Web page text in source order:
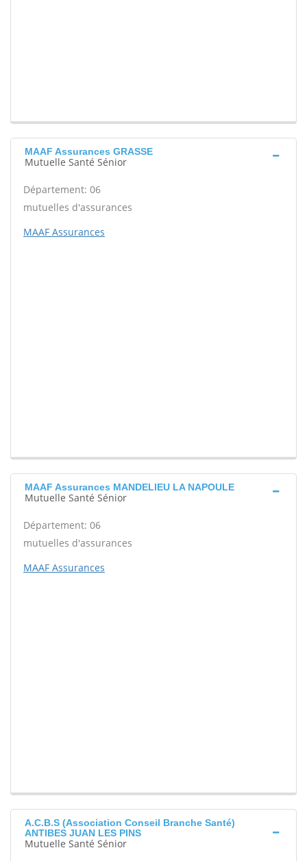
MAAF Assurances GRASSE
Mutuelle Santé Sénior
Département: 06
mutuelles d'assurances
MAAF Assurances
MAAF Assurances MANDELIEU LA NAPOULE
Mutuelle Santé Sénior
Département: 06
mutuelles d'assurances
MAAF Assurances
A.C.B.S (Association Conseil Branche Santé)
ANTIBES JUAN LES PINS
Mutuelle Santé Sénior